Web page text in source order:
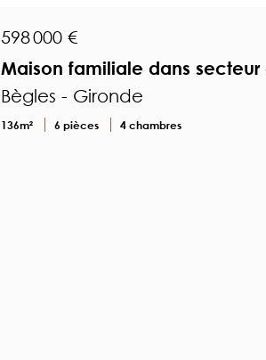
598 000 €
Maison familiale dans
Bègles - Gironde
136m² 6 pièces 4 chambres